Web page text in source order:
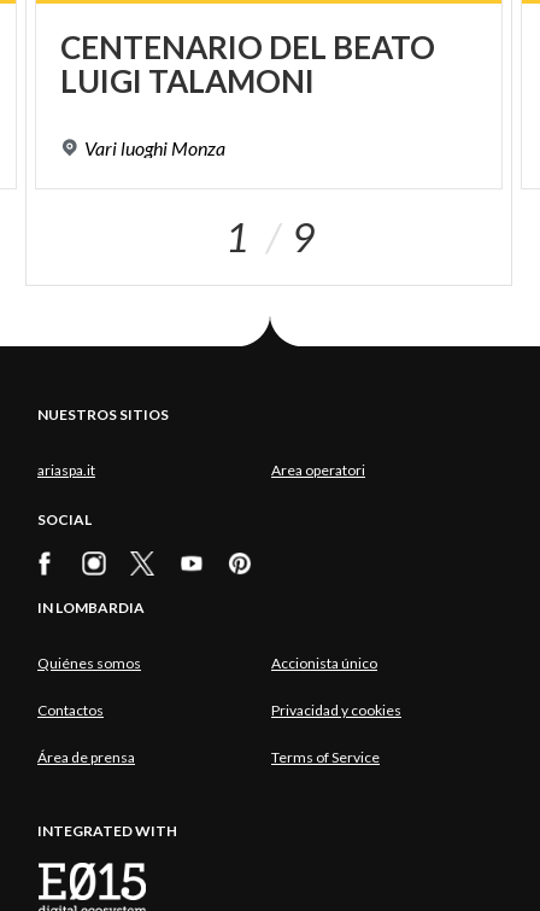
CENTENARIO DEL BEATO
LUIGI TALAMONI
Variluoghi Monza
1 9
NUESTROS SITIOS
ariaspa.it Area operatori
SOCIAL
IN LOMBARDIA
Quiénes somos Accionista único
Contactos Privacidad y cookies
Área de prensa Terms of Service
INTEGRATED WITH